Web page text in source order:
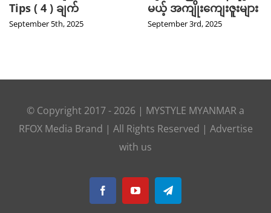
Tips ( 4 ) ချက်
September 5th, 2025
မယ့် အကျိုးကျေးဇူးများ
September 3rd, 2025
© Copyright 2017 - 2026 | MYSTYLE MYANMAR a
RFOX Media Brand | All Rights Reserved | Advertise
with us
FacebookYouTubeTelegram